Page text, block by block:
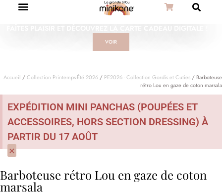
VOIR
Accueil /Collection Printemps-Été 2026 / PE2026 - Collection Gordis et Cuties / Barboteuse
rétro Lou en gaze de coton marsala
EXPÉDITION MINI PANCHAS (POUPÉES ET
ACCESSOIRES, HORS SECTION DRESSING) À
PARTIR DU 17 AOÛT
×
Barboteuse rétro Lou en gaze de coton
marsala